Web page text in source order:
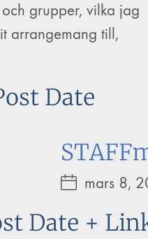
grupper, vilka jag
arrangemang till,
Date
mars 8,
Date +